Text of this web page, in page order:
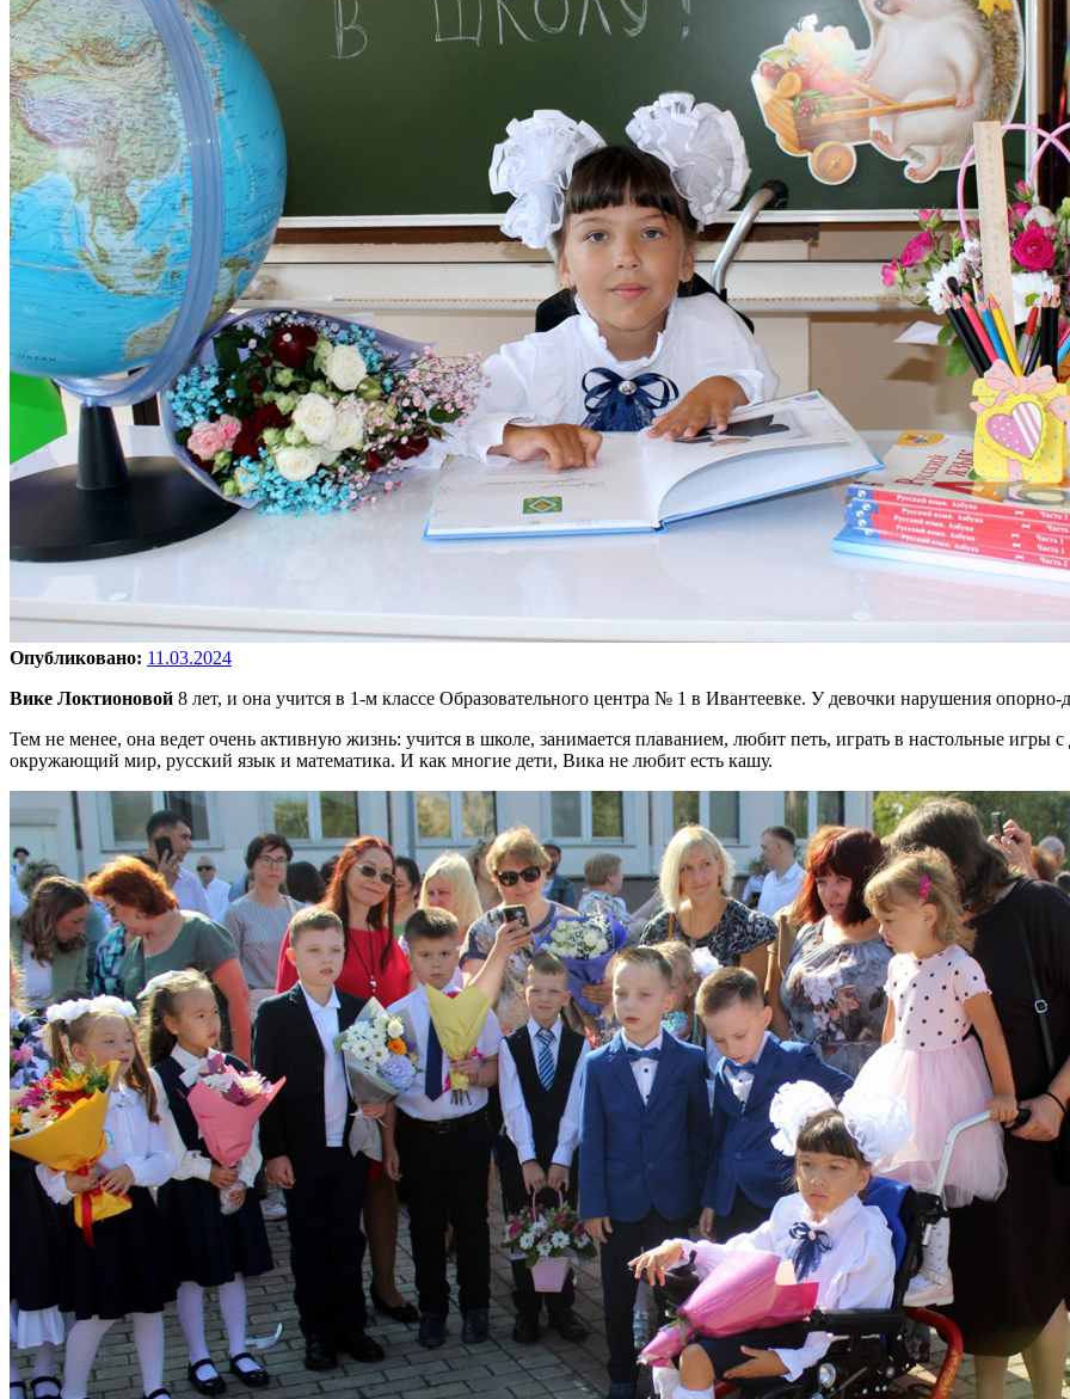
Опубликовано: 11.03.2024
Вике Локтионовой 8 лет, и она учится в 1-м классе Образовательного центра № 1 в Ивантеевке. У девочки нарушения опорно-
Тем не менее, она ведет очень активную жизнь: учится в школе, занимается плаванием, любит петь, играть в настольные
окружающий мир, русский язык и математика. И как многие дети, Вика не любит есть кашу.